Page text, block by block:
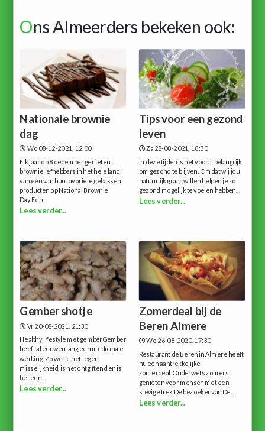
Ons Almeerders bekeken ook:
Nationale brownie
dag
Wo 08-12-2021, 12:00
Elk jaar op 8 december genieten
brownieliefhebbers in het hele land
van één van hun favoriete gebakken
producten op National Brownie
Day.Een...
Lees verder...
Tips voor een gezond
leven
Za 28-08-2021, 18:30
In deze tijden is het vooral belangrijk
om gezond te blijven. Omdat wij jou
natuurlijk graag willen helpen je zo
gezond mogelijk te voelen hebben...
Lees verder...
Gember shotje
Vr 20-08-2021, 21:30
Healthy lifestyle met gemberGember
heeft al eeuwen lang een medicinale
werking. Zo werkt het tegen
misselijkheid, is het ontgiftend en is
het een...
Lees verder...
Zomerdeal bij de
Beren Almere
Wo 26-08-2020, 17:30
Restaurant de Beren in Almere heeft
nu een aantrekkelijke
zomerdeal.Ouderwets zomers
genieten voor mensen met een
stevige trek.De bezoeker van De...
Lees verder...